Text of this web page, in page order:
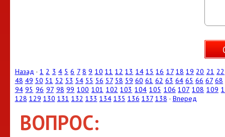
Назад ·1 2 3 4 5 6 7 8 9 10 11 12 13 14 15 16 17 18 19 20 21 22
48 49 50 51 52 53 54 55 56 57 58 59 60 61 62 63 64 65 66 67 68
94 95 96 97 98 99 100 101 102 103 104 105 106 107 108 109
128 129 130 131 132 133 134 135 136 137 138 · Вперед
ВОПРОС: